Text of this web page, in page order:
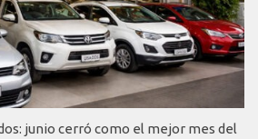
junio cerró como el mejor mes del